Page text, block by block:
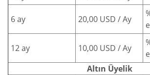
6 ay 20,00 USD / Ay
12 ay 10,00 USD / Ay
Altın Üyelik